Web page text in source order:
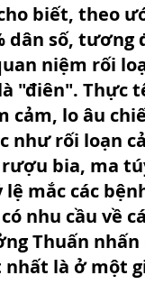
biết, theo
dân số,
niệm rối
"điên". Thực
cảm, lo âu
như rối loạn
bia, ma
mắc các
nhu cầu về
Thuấn nhấn
là ở một